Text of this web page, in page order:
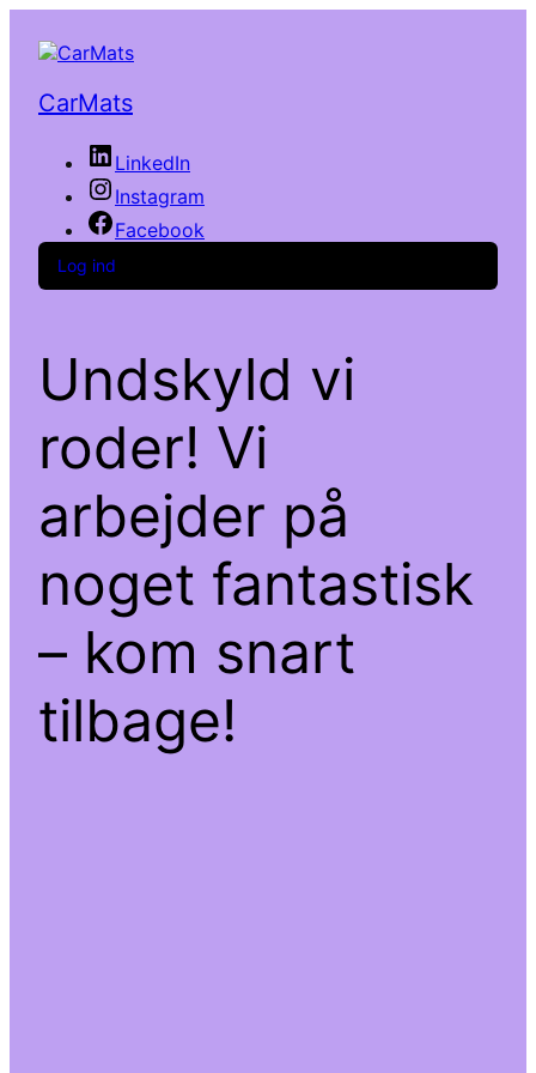
CarMats
LinkedIn
Instagram
Facebook
Log ind
Undskyld vi
roder! Vi
arbejder på
noget fantastisk
– kom snart
tilbage!